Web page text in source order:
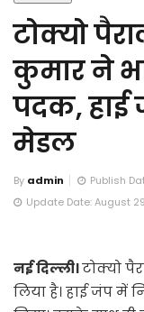
टोक्यो
कुमार ने
पदक, हाई
मेडल
By admin
Publish
Update Date: August
नई दिल्ली।टोक्यो
लिया है। हाई जंप में